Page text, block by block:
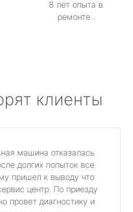
8 лет опыта в
ремонте .
клиенты
машина отказалась
долгих попыток все
пришел к выводу что
центр. По приезду
провет диагностику и